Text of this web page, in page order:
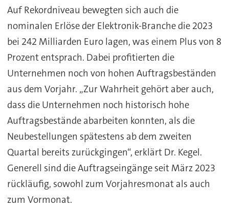
Auf Rekordniveau bewegten sich auch die
nominalen Erlöse der Elektronik-Branche die 2023
bei 242 Milliarden Euro lagen, was einem Plus von 8
Prozent entsprach. Dabei profitierten die
Unternehmen noch von hohen Auftragsbeständen
aus dem Vorjahr. „Zur Wahrheit gehört aber auch,
dass die Unternehmen noch historisch hohe
Auftragsbestände abarbeiten konnten, als die
Neubestellungen spätestens ab dem zweiten
Quartal bereits zurückgingen“, erklärt Dr. Kegel.
Generell sind die Auftragseingänge seit März 2023
rückläufig, sowohl zum Vorjahresmonat als auch
zum Vormonat.